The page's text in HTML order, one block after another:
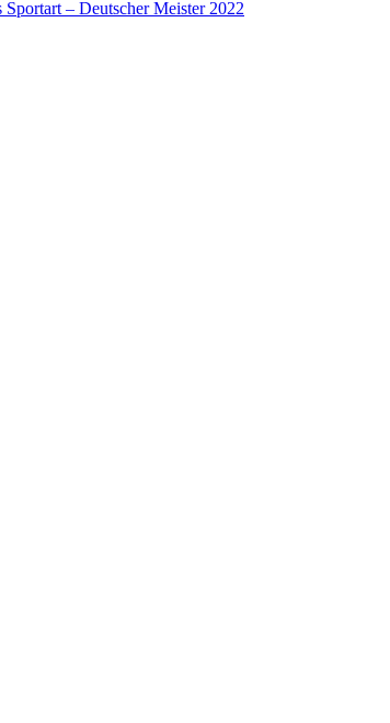
– Deutscher Meister 2022